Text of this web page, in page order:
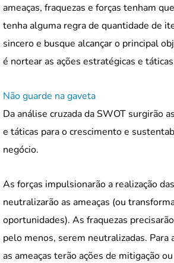
ameaças, fraquezas e forças tenham
tenha alguma regra de quantidade de
sincero e busque alcançar o principal
é nortear as ações estratégicas e
Não guarde na gaveta
Da análise cruzada da SWOT surgirão
e táticas para o crescimento e
negócio.
As forças impulsionarão a realização
neutralizarão as ameaças (ou
oportunidades). As fraquezas
pelo menos, serem neutralizadas. Para
as ameaças terão ações de mitigação